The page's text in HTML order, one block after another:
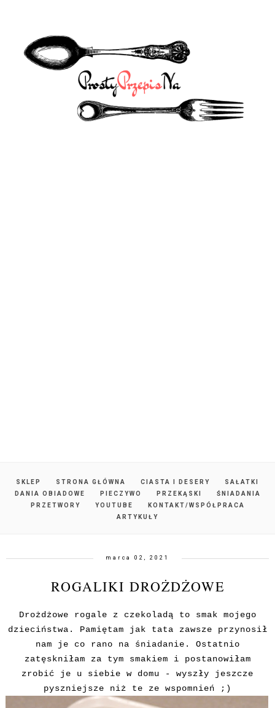
SKLEP STRONA GŁÓWNA CIASTA I DESERY
SAŁATKI
DANIA OBIADOWE
PIECZYWO PRZEKĄSKI
ŚNIADANIA
PRZETWORY
YOUTUBE
KONTAKT/WSPÓŁPRACA
ARTYKUŁY
marca 02, 2021
ROGALIKI DROŻDŻOWE
Drożdżowe rogale z czekoladą to smak mojego
dzieciństwa. Pamiętam jak tata zawsze przynosił
nam je co rano na śniadanie. Ostatnio
zatęskniłam za tym smakiem i postanowiłam
zrobić je u siebie w domu - wyszły jeszcze
pyszniejsze niż te ze wspomnień ;)